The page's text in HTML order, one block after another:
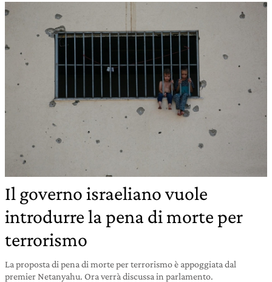
Il governo israeliano vuole
introdurre la pena di morte per
terrorismo
La proposta di pena di morte per terrorismo è appoggiata dal
premier Netanyahu. Ora verrà discussa in parlamento.